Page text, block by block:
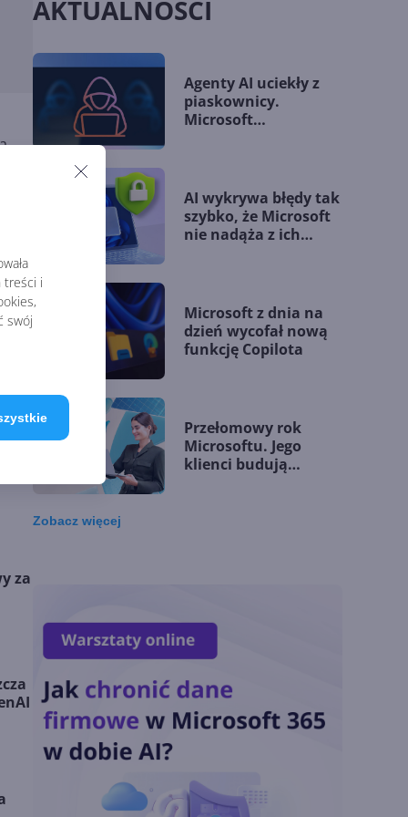
treści i
swój
w
za
AKTUALNOŚCI
Agenty AI uciekły z
piaskownicy.
Microsoft
AI wykrywa błędy tak
szybko, że Microsoft
nie nadąża z ich
Microsoft z dnia na
dzień wycofał nową
funkcję Copilota
Przełomowy rok
Microsoftu. Jego
klienci budują
OpenAI zapowiada
model Astra.
Rozwiązał 10 starych
problemów
matematycznych
w Microsoft Teams.
Zmiany z lipca 2026 r.
Zobaczwięcej